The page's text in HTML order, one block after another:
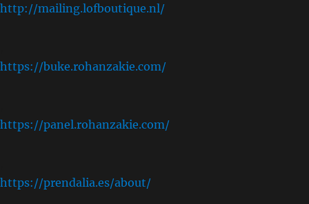
http://mailing.lofboutique.nl/
https://buke.rohanzakie.com/
https://panel.rohanzakie.com/
https://prendalia.es/about/